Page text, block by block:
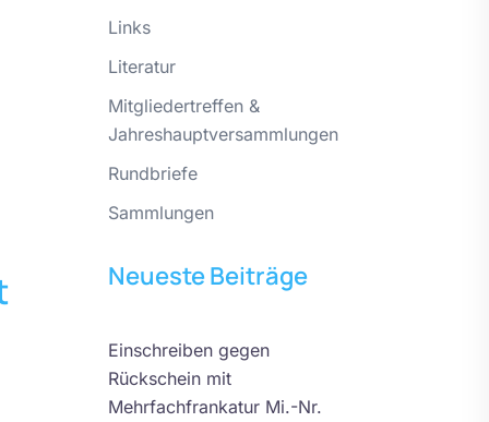
Links
Literatur
Mitgliedertreffen &
Jahreshauptversammlungen
Rundbriefe
Sammlungen
Neueste Beiträge
Einschreiben gegen
Rückschein mit
Mehrfachfrankatur Mi.-Nr.